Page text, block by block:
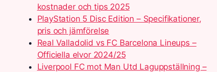
kostnader och tips 2025
PlayStation 5 Disc Edition – Specifikationer,
pris och jämförelse
Real Valladolid vs FC Barcelona Lineups –
Officiella elvor 2024/25
Liverpool FC mot Man Utd Laguppställning –